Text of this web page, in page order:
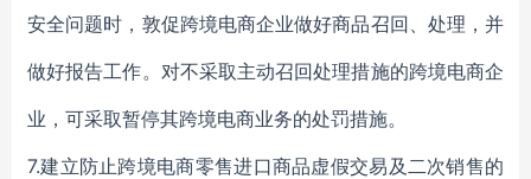
安全问题时，敦促跨境电商企业做好商品召回、处理，并
做好报告工作。对不采取主动召回处理措施的跨境电商企
业，可采取暂停其跨境电商业务的处罚措施。
7.建立防止跨境电商零售进口商品虚假交易及二次销售的